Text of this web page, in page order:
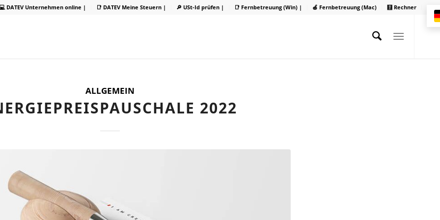
💻 DATEV Unternehmen online | 📑 DATEV Meine Steuern | 🔎 USt-Id prüfen | 📑 Fernbetreuung (Win) | 🍏 Fernbetreuung (Mac) 🧮 Rechner
ALLGEMEIN
2022